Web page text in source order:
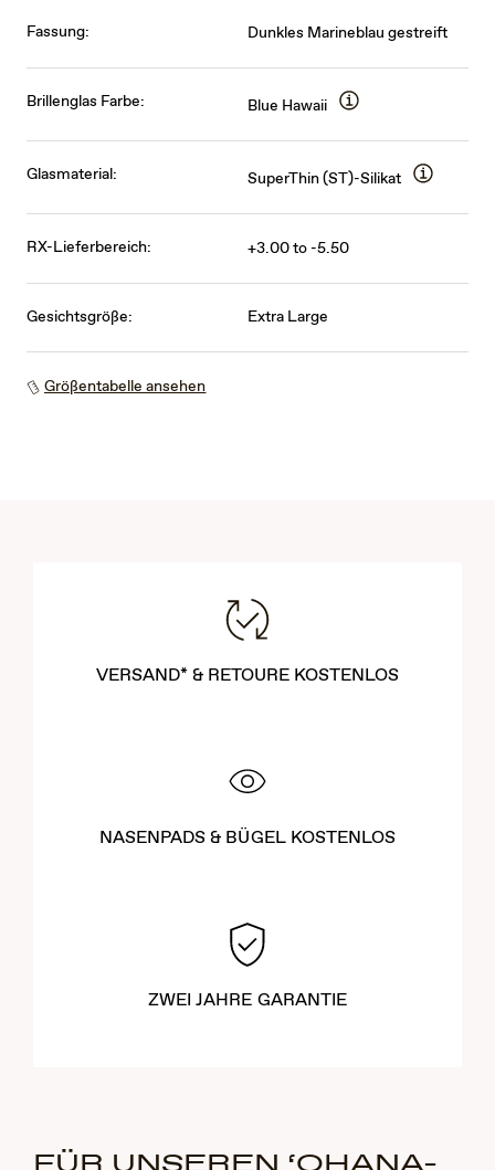
Fassung: Dunkles Marineblau gestreift
Brillenglas Farbe: Blue Hawaii
Glasmaterial: SuperThin (ST)-Silikat
RX-Lieferbereich: +3.00 to -5.50
Gesichtsgröße: Extra Large
Größentabelle ansehen
VERSAND* & RETOURE KOSTENLOS
NASENPADS & BÜGEL KOSTENLOS
ZWEI JAHRE GARANTIE